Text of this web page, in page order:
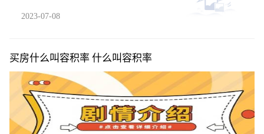
2023-07-08
买房什么叫容积率 什么叫容积率